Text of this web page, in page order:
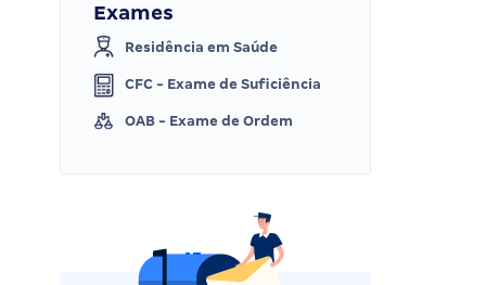
Exames
Residência em Saúde
CFC - Exame de Suficiência
OAB - Exame de Ordem